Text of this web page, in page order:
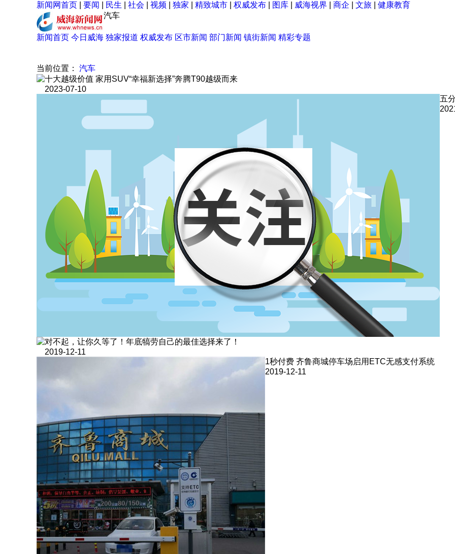
新闻网首页 要闻 民生 社会 视频 独家 精致城市 权威发布 图库 威海视界 商企 文旅
健康教育
汽车
新闻首页 今日威海 独家报道 权威发布 区市新闻 部门新闻 镇街新闻 精彩专题
当前位置： 汽车
十大越级价值 家用SUV“幸福新选择”奔腾T90越级而来
2023-07-10
五
对不起，让你久等了！年底犒劳自己的最佳选择来了！
2019-12-11
1秒付费 齐鲁商城停车场启用ETC无感支付系统
2019-12-11